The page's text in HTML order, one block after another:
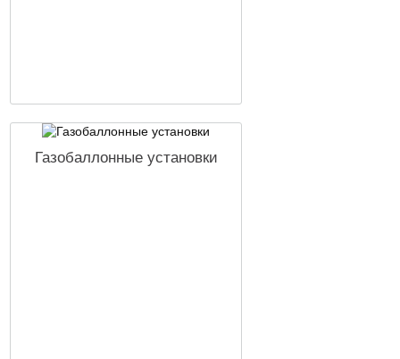
Газобаллонные установки